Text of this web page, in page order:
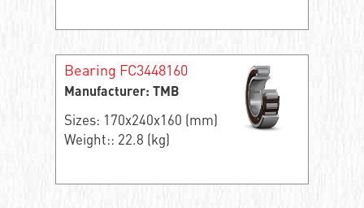
Bearing FC3448160
Manufacturer: TMB
Sizes: 170x240x160 (mm)
Weight:: 22.8 (kg)